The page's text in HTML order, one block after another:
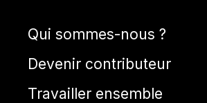
Qui sommes-nous ?
Devenir contributeur
Travailler ensemble